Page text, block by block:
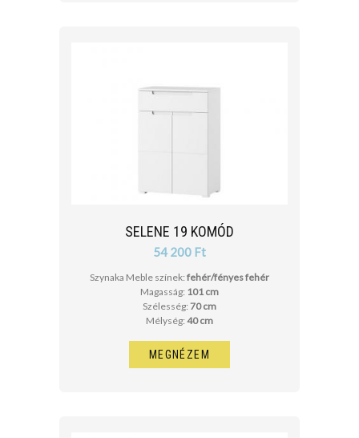
SELENE 19 KOMÓD
54 200 Ft
Szynaka Meble színek: fehér/fényes fehér
Magasság: 101 cm
Szélesség: 70 cm
Mélység: 40 cm
MEGNÉZEM